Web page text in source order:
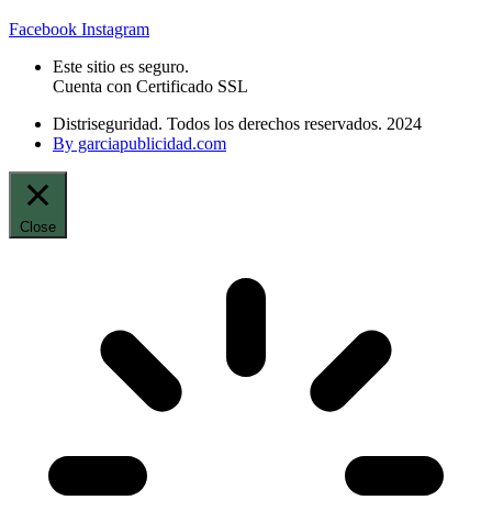
Facebook Instagram
Este sitio es seguro.
Cuenta con Certificado SSL
Distriseguridad. Todos los derechos reservados. 2024
By garciapublicidad.com
Close